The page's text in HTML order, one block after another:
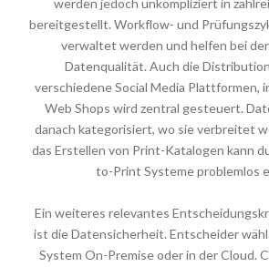
werden jedoch unkompliziert in
bereitgestellt. Workflow- und
verwaltet werden und helfen bei
Datenqualität. Auch die
verschiedene Social Media Plattformen,
Web Shops wird zentral gesteuert.
danach kategorisiert, wo sie verbreitet
das Erstellen von Print-Katalogen kann
to-Print Systeme problemlos
Ein weiteres relevantes
ist die Datensicherheit. Entscheider
System On-Premise oder in der Cloud.